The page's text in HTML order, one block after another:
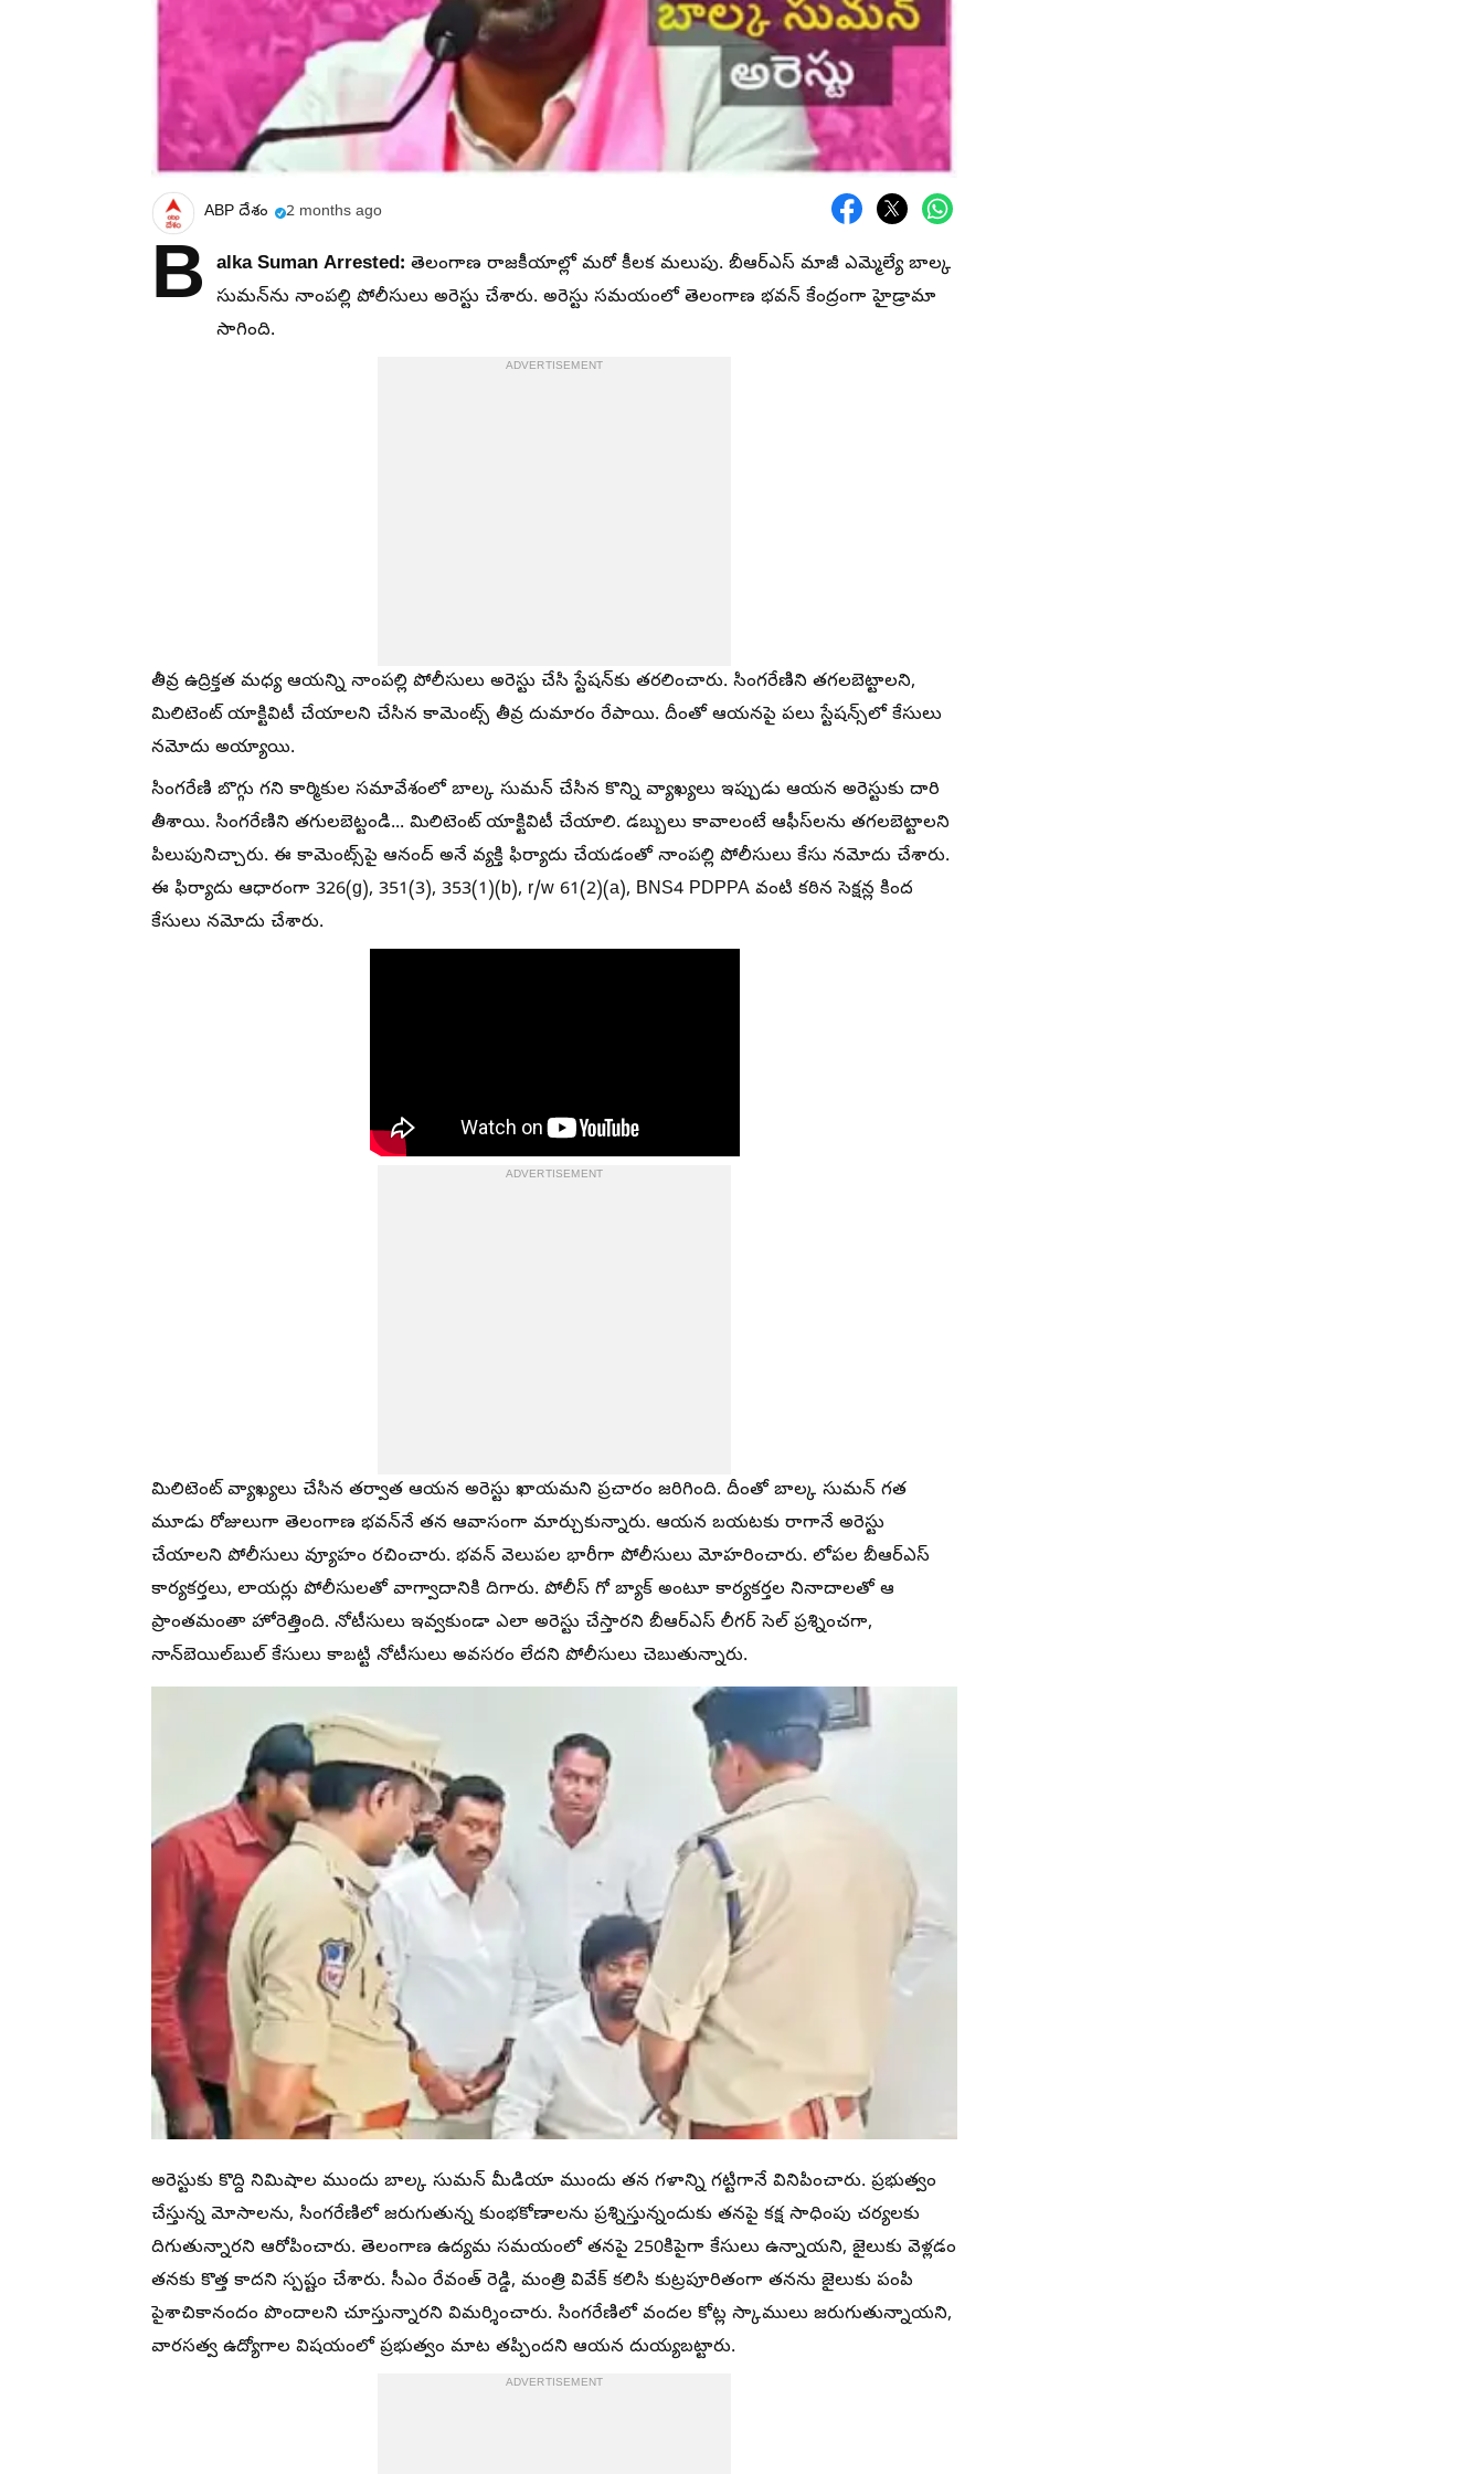
ABP దేశం 2 months ago
B alka Suman Arrested: తెలంగాణ రాజకీయాల్లో మరో కీలక మలుపు. బీఆర్‌ఎస్ మాజీ ఎమ్మెల్యే బాల్క
సుమన్‌ను నాంపల్లి పోలీసులు అరెస్టు చేశారు. అరెస్టు సమయంలో తెలంగాణ భవన్‌ కేంద్రంగా హైడ్రామా
సాగింది.
ADVERTISEMENT
తీవ్ర ఉద్రిక్తత మధ్య ఆయన్ని నాంపల్లి పోలీసులు అరెస్టు చేసి స్టేషన్‌కు తరలించారు. సింగరేణిని తగలబెట్టాలని,
మిలిటెంట్‌ యాక్టివిటీ చేయాలని చేసిన కామెంట్స్ తీవ్ర దుమారం రేపాయి. దీంతో ఆయనపై పలు స్టేషన్స్‌లో కేసులు
నమోదు అయ్యాయి.
సింగరేణి బొగ్గు గని కార్మికుల సమావేశంలో బాల్క సుమన్ చేసిన కొన్ని వ్యాఖ్యలు ఇప్పుడు ఆయన అరెస్టుకు దారి
తీశాయి. సింగరేణిని తగులబెట్టండి... మిలిటెంట్ యాక్టివిటీ చేయాలి. డబ్బులు కావాలంటే ఆఫీస్‌లను తగలబెట్టాలని
పిలుపునిచ్చారు. ఈ కామెంట్స్‌పై ఆనంద్‌ అనే వ్యక్తి ఫిర్యాదు చేయడంతో నాంపల్లి పోలీసులు కేసు నమోదు చేశారు.
ఈ ఫిర్యాదు ఆధారంగా 326(g), 351(3), 353(1)(b), r/w 61(2)(a), BNS4 PDPPA వంటి కఠిన సెక్షన్ల కింద
కేసులు నమోదు చేశారు.
ADVERTISEMENT
మిలిటెంట్ వ్యాఖ్యలు చేసిన తర్వాత ఆయన అరెస్టు ఖాయమని ప్రచారం జరిగింది. దీంతో బాల్క సుమన్ గత
మూడు రోజులుగా తెలంగాణ భవన్‌నే తన ఆవాసంగా మార్చుకున్నారు. ఆయన బయటకు రాగానే అరెస్టు
చేయాలని పోలీసులు వ్యూహం రచించారు. భవన్ వెలుపల భారీగా పోలీసులు మోహరించారు. లోపల బీఆర్‌ఎస్
కార్యకర్తలు, లాయర్లు పోలీసులతో వాగ్వాదానికి దిగారు. పోలీస్ గో బ్యాక్ అంటూ కార్యకర్తల నినాదాలతో ఆ
ప్రాంతమంతా హోరెత్తింది. నోటీసులు ఇవ్వకుండా ఎలా అరెస్టు చేస్తారని బీఆర్‌ఎస్‌ లీగర్‌ సెల్‌ ప్రశ్నించగా,
నాన్‌బెయిల్‌బుల్ కేసులు కాబట్టి నోటీసులు అవసరం లేదని పోలీసులు చెబుతున్నారు.
అరెస్టుకు కొద్ది నిమిషాల ముందు బాల్క సుమన్ మీడియా ముందు తన గళాన్ని గట్టిగానే వినిపించారు. ప్రభుత్వం
చేస్తున్న మోసాలను, సింగరేణిలో జరుగుతున్న కుంభకోణాలను ప్రశ్నిస్తున్నందుకు తనపై కక్ష సాధింపు చర్యలకు
దిగుతున్నారని ఆరోపించారు. తెలంగాణ ఉద్యమ సమయంలో తనపై 250కిపైగా కేసులు ఉన్నాయని, జైలుకు వెళ్లడం
తనకు కొత్త కాదని స్పష్టం చేశారు. సీఎం రేవంత్ రెడ్డి, మంత్రి వివేక్ కలిసి కుట్రపూరితంగా తనను జైలుకు పంపి
పైశాచికానందం పొందాలని చూస్తున్నారని విమర్శించారు. సింగరేణిలో వందల కోట్ల స్కాములు జరుగుతున్నాయని,
వారసత్వ ఉద్యోగాల విషయంలో ప్రభుత్వం మాట తప్పిందని ఆయన దుయ్యబట్టారు.
ADVERTISEMENT